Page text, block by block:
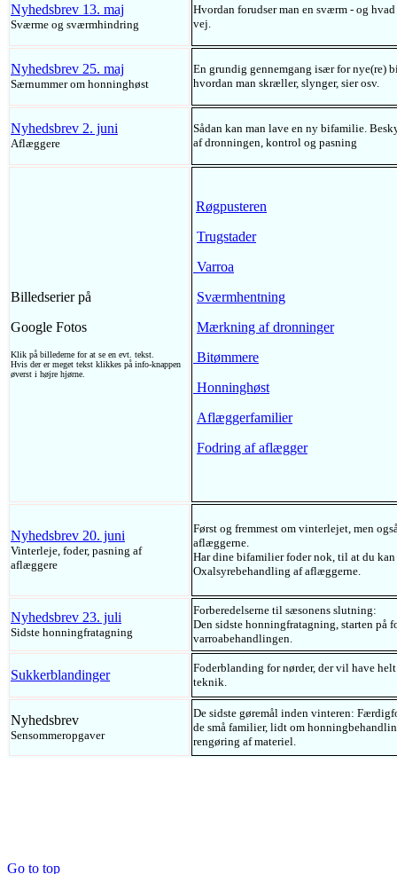
Nyhedsbrev 13. maj
Sværme og sværmhindring
Hvordan forudser man en sværm - og
vej.
Nyhedsbrev 25. maj
Særnummer om honninghøst
En grundig gennemgang især for nye(re)
hvordan man skræller, slynger, sier osv.
Nyhedsbrev 2. juni
Aflæggere
Sådan kan man lave en ny bifamilie.
af dronningen, kontrol og pasning
Billedserier på
Google Fotos
Klik på billederne for at se en evt. tekst.
Hvis der er meget tekst klikkes på info-knappen
øverst i højre hjørne.
Røgpusteren
Trugstader
Varroa
Sværmhentning
Mærkning af dronninger
Bitømmere
Honninghøst
Aflæggerfamilier
Fodring af aflægger
Nyhedsbrev 20. juni
Vinterleje, foder, pasning af
aflæggere
Først og fremmest om vinterlejet, men
aflæggerne.
Har dine bifamilier foder nok, til at du kan
Oxalsyrebehandling af aflæggerne.
Nyhedsbrev 23. juli
Sidste honningfratagning
Forberedelserne til sæsonens slutning:
Den sidste honningfratagning, starten på
varroabehandlingen.
Sukkerblandinger
Foderblanding for nørder, der vil have
teknik.
Nyhedsbrev
Sensommeropgaver
De sidste gøremål inden vinteren:
de små familier, lidt om
rengøring af materiel.
Go to top